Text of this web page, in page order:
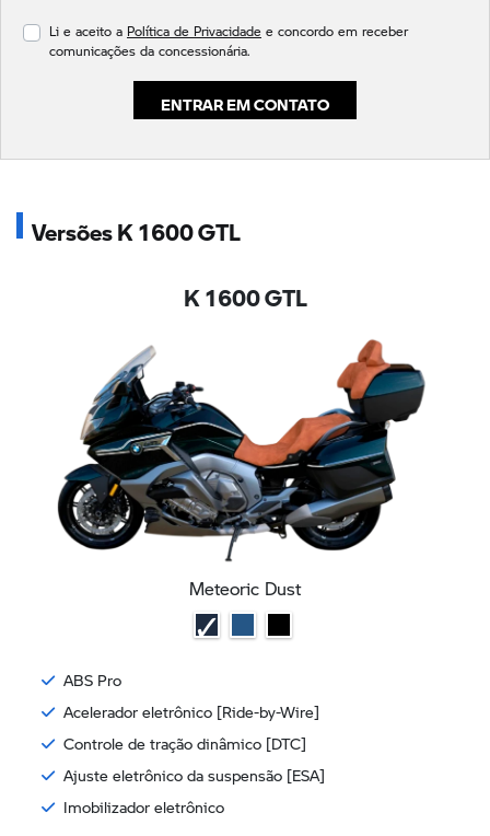
Li e aceito a Política de Privacidade e concordo em receber
comunicações da concessionária.
ENTRAR EM CONTATO
Versões K 1600 GTL
K 1600 GTL
Meteoric Dust
ABS Pro
Acelerador eletrônico [Ride-by-Wire]
Controle de tração dinâmico [DTC]
Ajuste eletrônico da suspensão [ESA]
Imobilizador eletrônico